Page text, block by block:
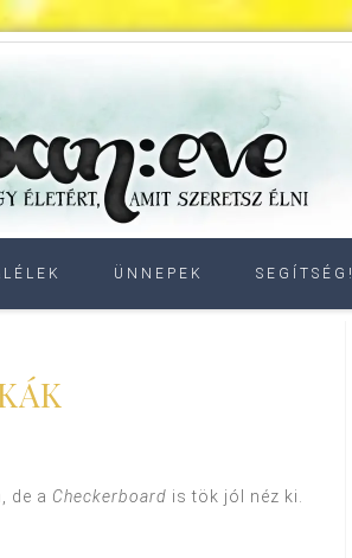
ÜNNEPEK SEGÍTSÉG!
de a Checkerboard is tök jól néz ki.